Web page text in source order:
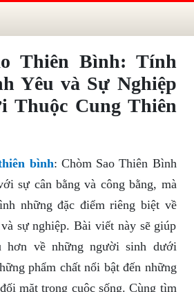
Thiên Bình: Tính
Yêu và Sự Nghiệp
Thuộc Cung Thiên
bình: Chòm Sao Thiên Bình
sự cân bằng và công bằng, mà
những đặc điểm riêng biệt về
sự nghiệp. Bài viết này sẽ giúp
hơn về những người sinh dưới
phẩm chất nổi bật đến những
mặt trong cuộc sống. Cùng tìm